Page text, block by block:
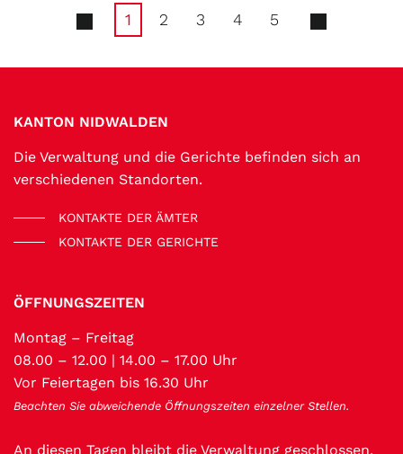
1 2 3 4 5
KANTON NIDWALDEN
Die Verwaltung und die Gerichte befinden sich an
verschiedenen Standorten.
KONTAKTE DER ÄMTER
KONTAKTE DER GERICHTE
ÖFFNUNGSZEITEN
Montag – Freitag
08.00 – 12.00 | 14.00 – 17.00 Uhr
Vor Feiertagen bis 16.30 Uhr
Beachten Sie abweichende Öffnungszeiten einzelner Stellen.
An diesen Tagen bleibt die Verwaltung geschlossen.